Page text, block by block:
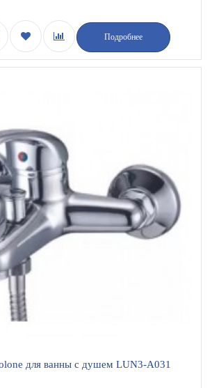
Подробнее
для ванны с душем LUN3-A031